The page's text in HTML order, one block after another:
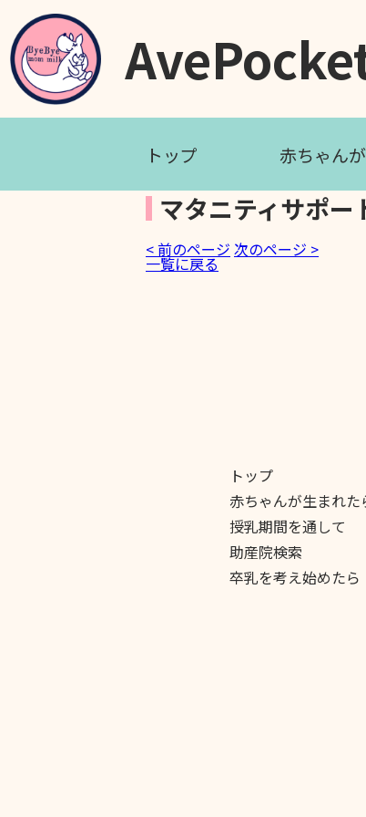
トップ 赤ちゃん
マタニティサポー
< 前のページ 次のページ >
一覧に戻る
トップ
赤ちゃんが生まれた
授乳期間を通して
助産院検索
卒乳を考え始めたら